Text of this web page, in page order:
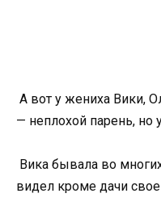
А вот у жениха Вики,
— неплохой парень, но
Вика бывала во
видел кроме дачи